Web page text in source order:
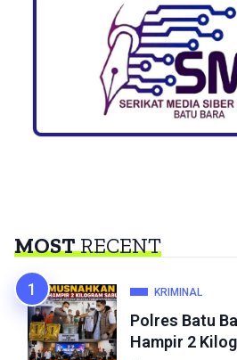
MOSTRECENT
KRIMINAL
Polres Batu
Hampir 2